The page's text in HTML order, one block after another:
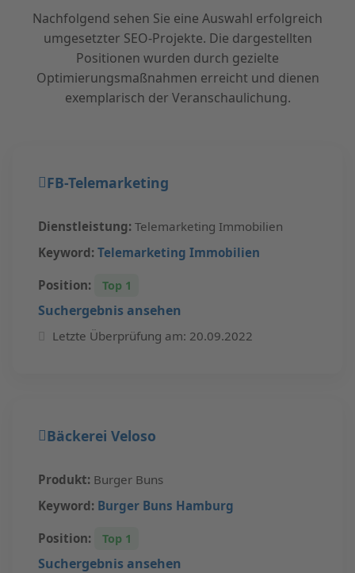
Nachfolgend sehen Sie eine Auswahl erfolgreich
umgesetzter SEO-Projekte. Die dargestellten
Positionen wurden durch gezielte
Optimierungsmaßnahmen erreicht und dienen
exemplarisch der Veranschaulichung.
FB-Telemarketing
Dienstleistung: Telemarketing Immobilien
Keyword: Telemarketing Immobilien
Position: Top 1
Suchergebnis ansehen
Letzte Überprüfung am: 20.09.2022
Bäckerei Veloso
Produkt: Burger Buns
Keyword: Burger Buns Hamburg
Position: Top 1
Suchergebnis ansehen